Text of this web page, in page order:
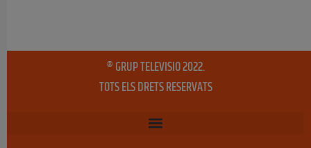
® GRUP TELEVISIO 2022.
TOTS ELS DRETS RESERVATS